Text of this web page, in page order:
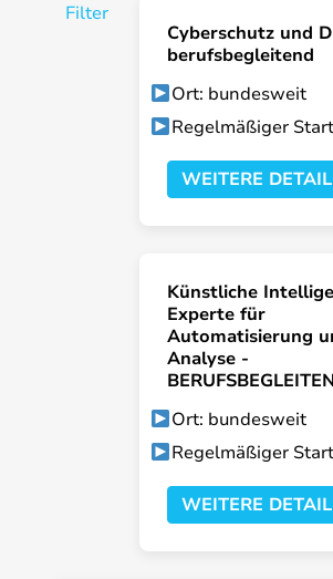
Filter
Cyberschutz und
berufsbegleitend
Ort: bundesweit
Regelmäßiger Start
WEITERE
Künstliche
Experte für
Automatisierung
Analyse -
Ort: bundesweit
Regelmäßiger Start
WEITERE